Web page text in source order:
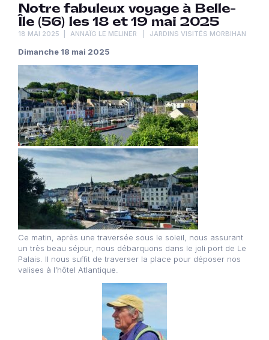
Notre fabuleux voyage à Belle-
Île (56) les 18 et 19 mai 2025
18 MAI 2025 ANNAÏG LE MELINER JARDINS VISITÉS MORBIHAN
Dimanche 18 mai 2025
Ce matin, après une traversée sous le soleil, nous assurant
un très beau séjour, nous débarquons dans le joli port de Le
Palais. Il nous suffit de traverser la place pour déposer nos
valises à l’hôtel Atlantique.